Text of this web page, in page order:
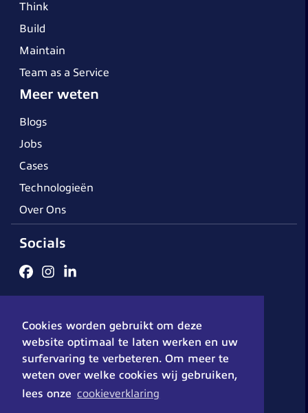
Cookies worden gebruikt om deze
website optimaal te laten werken en uw
surfervaring te verbeteren. Om meer te
weten over welke cookies wij gebruiken,
lees onze cookieverklaring
Think
Build
Maintain
Team as a Service
Meer weten
Blogs
Jobs
Cases
Technologieën
Over Ons
Socials
Privacybeleid© 2026 - DX-Solutions